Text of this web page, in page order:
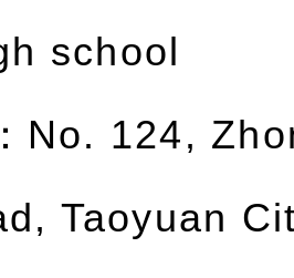
school
No. 124,
Taoyuan